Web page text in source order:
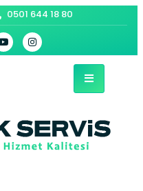
0501 644 18 80